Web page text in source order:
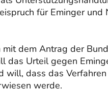
für Eminger
dem Antrag der
das Urteil gegen
will, dass das
werde.